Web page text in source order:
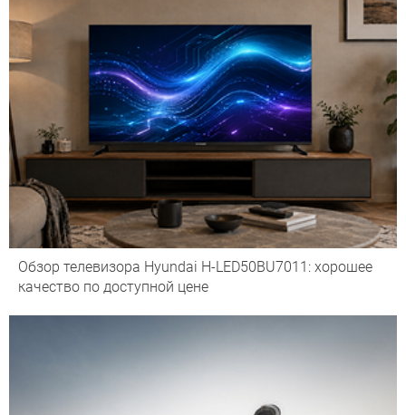
Обзор телевизора Hyundai H-LED50BU7011: хорошее
качество по доступной цене